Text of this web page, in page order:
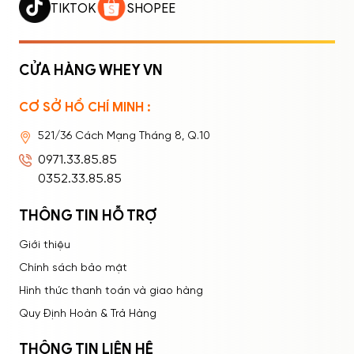
Ghi nhớ mật khẩu
TIKTOK
SHOPEE
CỬA HÀNG WHEY VN
CƠ SỞ HỒ CHÍ MINH :
521/36 Cách Mạng Tháng 8, Q.10
0971.33.85.85
0352.33.85.85
THÔNG TIN HỖ TRỢ
Giới thiệu
Chính sách bảo mật
Hình thức thanh toán và giao hàng
Quy Định Hoàn & Trả Hàng
THÔNG TIN LIÊN HỆ